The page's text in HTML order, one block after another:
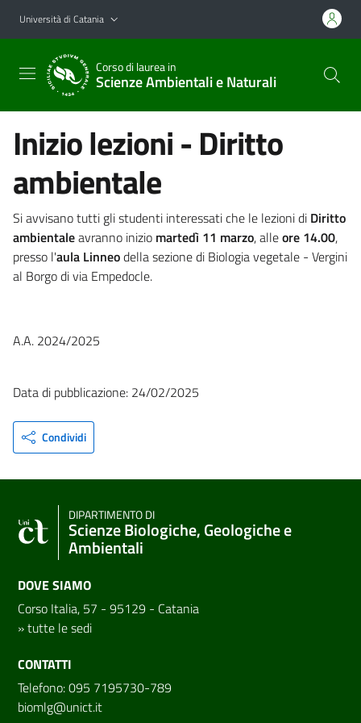
Vai al contenuto principale
Vai al menu di navigazione
Università di Catania
Corso di laurea in
Scienze Ambientali e Naturali
Inizio lezioni - Diritto
ambientale
Si avvisano tutti gli studenti interessati che le lezioni di Diritto
ambientaleavranno inizio martedì 11 marzo, alleore 14.00,
presso l'aula Linneodella sezione di Biologia vegetale - Vergini
al Borgo di via Empedocle.
A.A. 2024/2025
Data di pubblicazione: 24/02/2025
Condividi
DIPARTIMENTO DI
Scienze Biologiche, Geologiche e
Ambientali
DOVE SIAMO
Corso Italia, 57 - 95129 - Catania
»tutte le sedi
CONTATTI
Telefono: 095 7195730-789
biomlg@unict.it